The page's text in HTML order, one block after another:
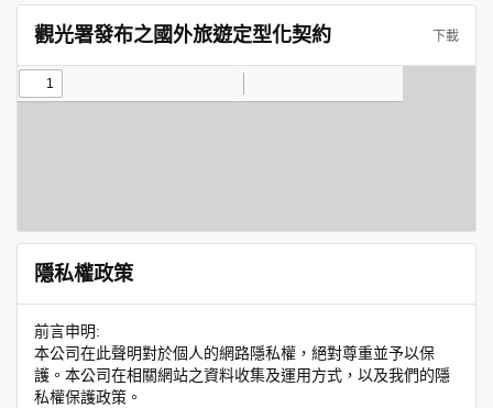
觀光署發布之國外旅遊定型化契約 下載
隱私權政策
前言申明:
本公司在此聲明對於個人的網路隱私權，絕對尊重並予以保
護。本公司在相關網站之資料收集及運用方式，以及我們的隱
私權保護政策。